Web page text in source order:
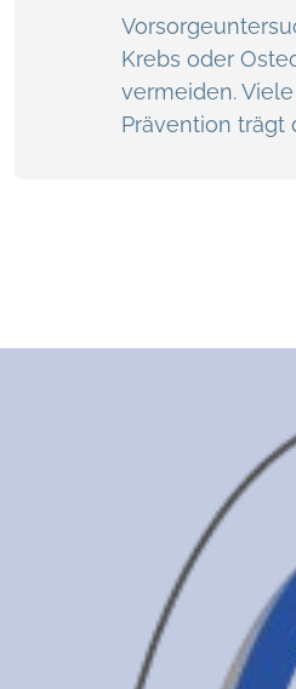
Krebs oder
vermeiden.
Prävention trägt